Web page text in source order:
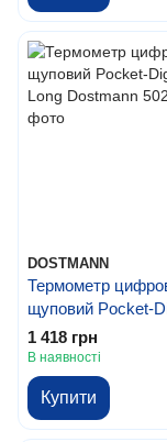
DOSTMANN
Термометр
щуповий Pocket-
Long Dostmann
1 418 грн
В наявності
Купити